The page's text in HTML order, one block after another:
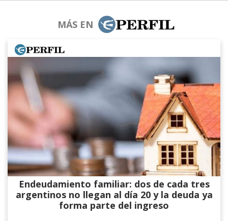
MÁS EN
Endeudamiento familiar: dos de cada tres
argentinos no llegan al día 20 y la deuda ya
forma parte del ingreso